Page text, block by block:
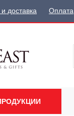
и доставка Оплата